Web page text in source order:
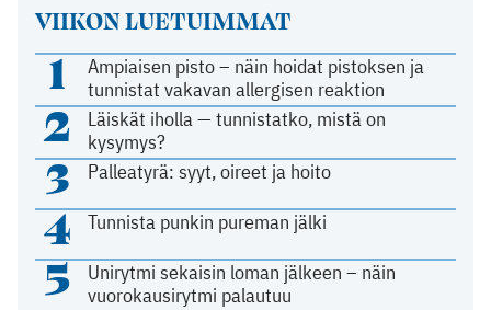
VIIKON LUETUIMMAT
1
Ampiaisen pisto – näin hoidat pistoksen ja
tunnistat vakavan allergisen reaktion
2
Läiskät iholla — tunnistatko, mistä on
kysymys?
3 Palleatyrä: syyt, oireet ja hoito
4 Tunnista punkin pureman jälki
5
Unirytmi sekaisin loman jälkeen – näin
vuorokausirytmi palautuu